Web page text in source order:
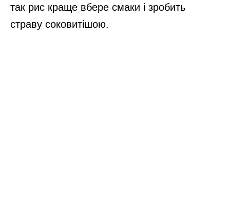
так рис краще вбере смаки і зробить
страву соковитішою.